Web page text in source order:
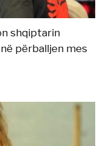
shqiptarin
përballjen mes